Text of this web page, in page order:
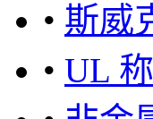
• 斯威
• UL